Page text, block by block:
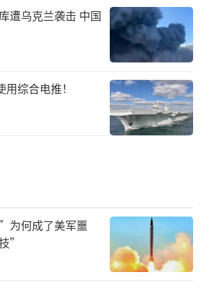
入军队的努力正在削弱美国的
一本书中写道，“下一任领导
新闻主持人还表示，为跨性别
是五角大楼负担不起的奢侈行
关注只影响军队中少数人的问
防部长，就是表明自己将兑现
新闻网也称，海格塞斯或将主
部此前的“多元化”和“包容
遭乌克兰袭击 中国
综合电推！
为何成了美军噩
”